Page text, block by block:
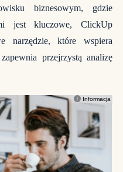
biznesowym, gdzie
jest kluczowe, ClickUp
narzędzie, które wspiera
przejrzystą analizę